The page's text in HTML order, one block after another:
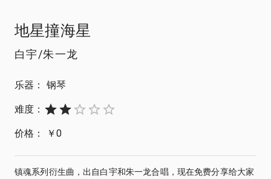
地星撞海星
白宇/朱一龙
乐器： 钢琴
难度：
1 Star
2 Stars
价格： ￥0
镇魂系列衍生曲，出自白宇和朱一龙合唱，现在免费分享给大家